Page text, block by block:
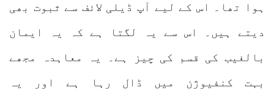
ہوا تھا۔ اس کے لیے آپ ڈیلی لائف سے ثبوت بھی
دیتے ہیں۔ اس سے یہ لگتا ہے کہ یہ ایمان
بالغیب کی قسم کی چیز ہے۔ یہ معاہدہ مجھے
بہت کنفیوژن میں ڈال رہا ہے اور یہ